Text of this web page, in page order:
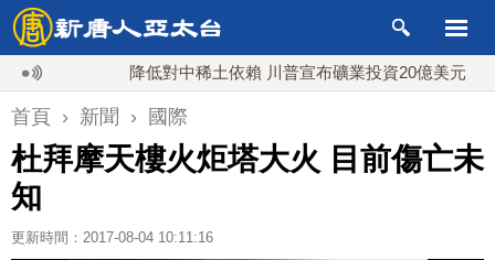
降低對中稀土依賴 川普宣布礦業投資20億美元
首頁 › 新聞 › 國際
杜拜摩天樓火炬塔大火 目前傷亡未
知
更新時間：2017-08-04 10:11:16